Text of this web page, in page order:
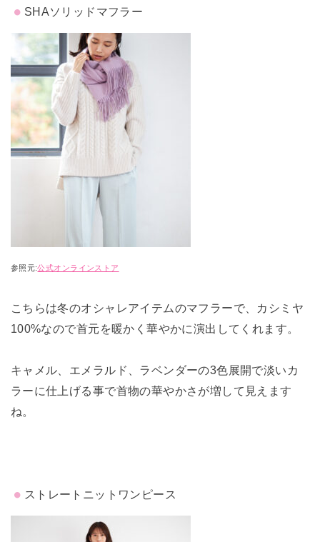
SHAソリッドマフラー
参照元:公式オンラインストア
こちらは冬のオシャレアイテムのマフラーで、カシミヤ
100%なので首元を暖かく華やかに演出してくれます。
キャメル、エメラルド、ラベンダーの3色展開で淡いカ
ラーに仕上げる事で首物の華やかさが増して見えます
ね。
ストレートニットワンピース